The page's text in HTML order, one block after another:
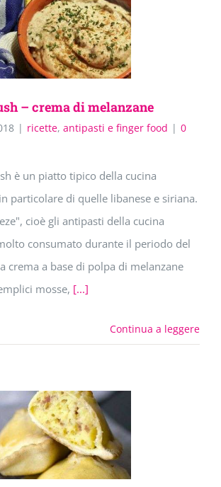
– crema di melanzane
| ricette, antipasti e finger food | 0
è un piatto tipico della cucina
particolare di quelle libanese e siriana.
cioè gli antipasti della cucina
consumato durante il periodo del
crema a base di polpa di melanzane
mosse, [...]
Continua a leggere